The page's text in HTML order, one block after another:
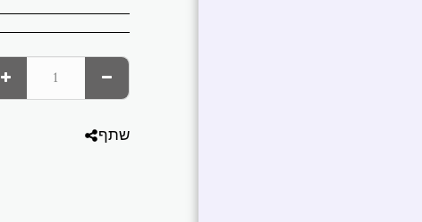
שתף